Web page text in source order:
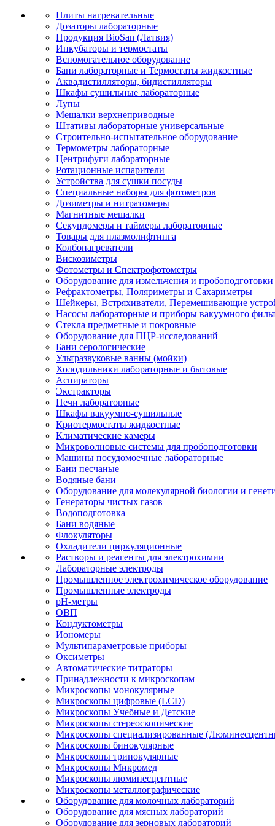
Плиты нагревательные
Дозаторы лабораторные
Продукция BioSan (Латвия)
Инкубаторы и термостаты
Вспомогательное оборудование
Бани лабораторные и Термостаты жидкостные
Аквадистилляторы, бидистилляторы
Шкафы сушильные лабораторные
Лупы
Мешалки верхнеприводные
Штативы лабораторные универсальные
Строительно-испытательное оборудование
Термометры лабораторные
Центрифуги лабораторные
Ротационные испарители
Устройства для сушки посуды
Специальные наборы для фотометров
Дозиметры и нитратомеры
Магнитные мешалки
Секундомеры и таймеры лабораторные
Товары для плазмолифтинга
Колбонагреватели
Вискозиметры
Фотометры и Спектрофотометры
Оборудование для измельчения и пробоподготовки
Рефрактометры, Поляриметры и Сахариметры
Шейкеры, Встряхиватели, Перемешивающие
Насосы лабораторные и приборы вакуумного
Стекла предметные и покровные
Оборудование для ПЦР-исследований
Бани серологические
Ультразвуковые ванны (мойки)
Холодильники лабораторные и бытовые
Аспираторы
Экстракторы
Печи лабораторные
Шкафы вакуумно-сушильные
Криотермостаты жидкостные
Климатические камеры
Микроволновые системы для пробоподготовки
Машины посудомоечные лабораторные
Бани песчаные
Водяные бани
Оборудование для молекулярной биологии и
Генераторы чистых газов
Водоподготовка
Бани водяные
Флокуляторы
Охладители циркуляционные
Растворы и реагенты для электрохимии
Лабораторные электроды
Промышленное электрохимическое оборудование
Промышленные электроды
pH-метры
ОВП
Кондуктометры
Иономеры
Мультипараметровые приборы
Оксиметры
Автоматические титраторы
Принадлежности к микроскопам
Микроскопы монокулярные
Микроскопы цифровые (LCD)
Микроскопы Учебные и Детские
Микроскопы стереоскопические
Микроскопы специализированные
Микроскопы бинокулярные
Микроскопы тринокулярные
Микроскопы Микромед
Микроскопы люминесцентные
Микроскопы металлографические
Оборудование для молочных лабораторий
Оборудование для мясных лабораторий
Оборудование для зерновых лабораторий